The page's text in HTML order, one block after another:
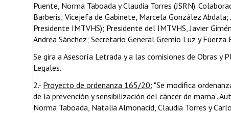
Puente, Norma Taboada y Claudia Torres (JSRN).
Barberis; Vicejefa de Gabinete, Marcela González
Presidente IMTVHS); Presidente del IMTVHS, Javier
Andrea Sánchez; Secretario General Gremio Luz y Fuerza
Se gira a Asesoría Letrada y a las comisiones de Obras y
Legales.
2.- Proyecto de ordenanza 165/20: "Se modifica
de la prevención y sensibilización del cáncer de mama".
Norma Taboada, Natalia Almonacid, Claudia Torres y